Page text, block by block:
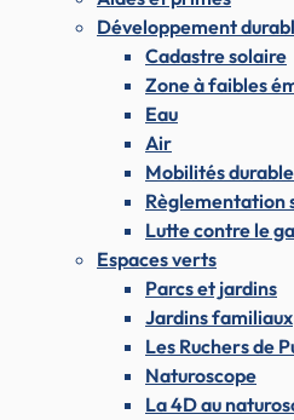
Développement
Cadastre solaire
Zone à faibles
Eau
Air
Mobilités
Règlementation
Lutte contre le
Espaces verts
Parcs et jardins
Jardins familiaux
Les Ruchers de
Naturoscope
La 4D au